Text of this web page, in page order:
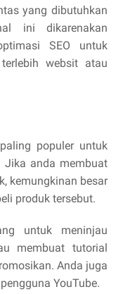
yang dibutuhkan
ini dikarenakan
SEO untuk
websit atau
populer untuk
Jika anda membuat
kemungkinan besar
produk tersebut.
untuk meninjau
membuat tutorial
Anda juga
YouTube.